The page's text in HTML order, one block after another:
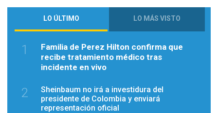
LO ÚLTIMO LO MÁS VISTO
1
Familia de Perez Hilton confirma que
recibe tratamiento médico tras
incidente en vivo
2
Sheinbaum no irá a investidura del
presidente de Colombia y enviará
representación oficial